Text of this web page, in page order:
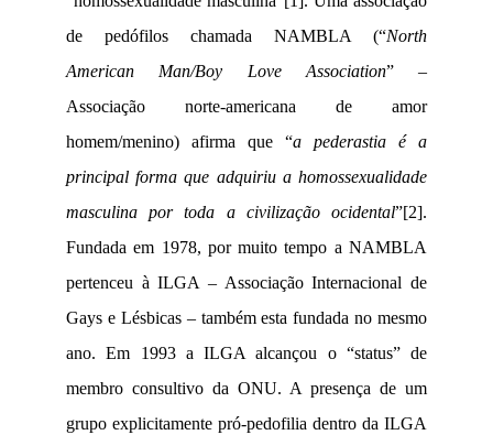
de pedófilos chamada NAMBLA (“North
American Man/Boy Love Association” –
Associação norte-americana de amor
homem/menino) afirma que “a pederastia
é a
principal forma que adquiriu a homossexualidade
masculina por toda a civilização ocidental”[2].
Fundada em 1978, por muito tempo a NAMBLA
pertenceu à ILGA – Associação Internacional de
Gays e Lésbicas – também esta fundada no mesmo
ano. Em 1993 a ILGA alcançou o “status” de
membro consultivo da ONU. A presença de um
grupo explicitamente pró-pedofilia dentro da ILGA